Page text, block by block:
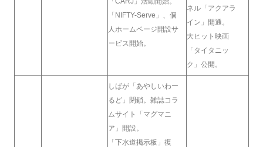
「NIFTY-Serve」、個
人ホームページ開設サ
ービス開始。
ネル「アクアラ
イン」開通。
大ヒット映画
「タイタニッ
ク」公開。
しばが「あやしいわー
るど」閉鎖。雑誌コラ
ムサイト「マグマニ
ア」開設。
「下水道掲示板」復